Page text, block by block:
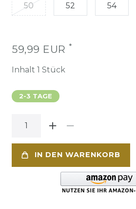
50 52 54
59,99 EUR *
Inhalt 1 Stück
2-3 TAGE
IN DEN WARENKORB